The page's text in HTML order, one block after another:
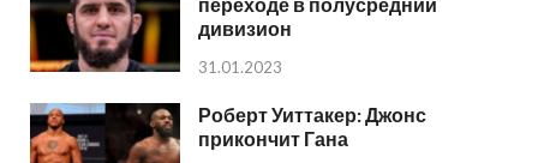
дивизион
31.01.2023
Роберт Уиттакер: Джонс
прикончит Гана